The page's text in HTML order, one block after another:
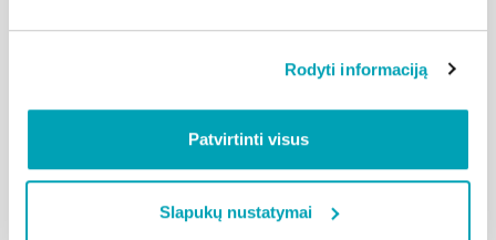
Rodyti informaciją
Patvirtinti visus
Slapukų nustatymai
Susijusios naujienos